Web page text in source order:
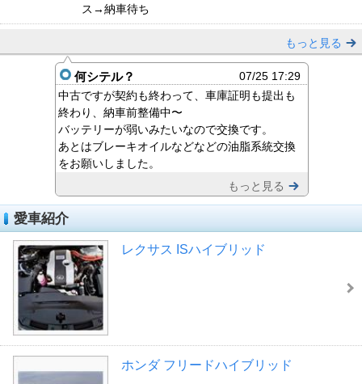
ス→納車待ち
もっと見る
何シテル？
07/25 17:29
中古ですが契約も終わって、車庫証明も提出も
終わり、納車前整備中〜
バッテリーが弱いみたいなので交換です。
あとはブレーキオイルなどなどの油脂系統交換
をお願いしました。
もっと見る
愛車紹介
レクサス ISハイブリッド
ホンダ フリードハイブリッド